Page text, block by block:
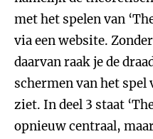
met het spelen van
via een website.
daarvan raak je de
schermen van het spel
ziet. In deel 3 staat
opnieuw centraal,